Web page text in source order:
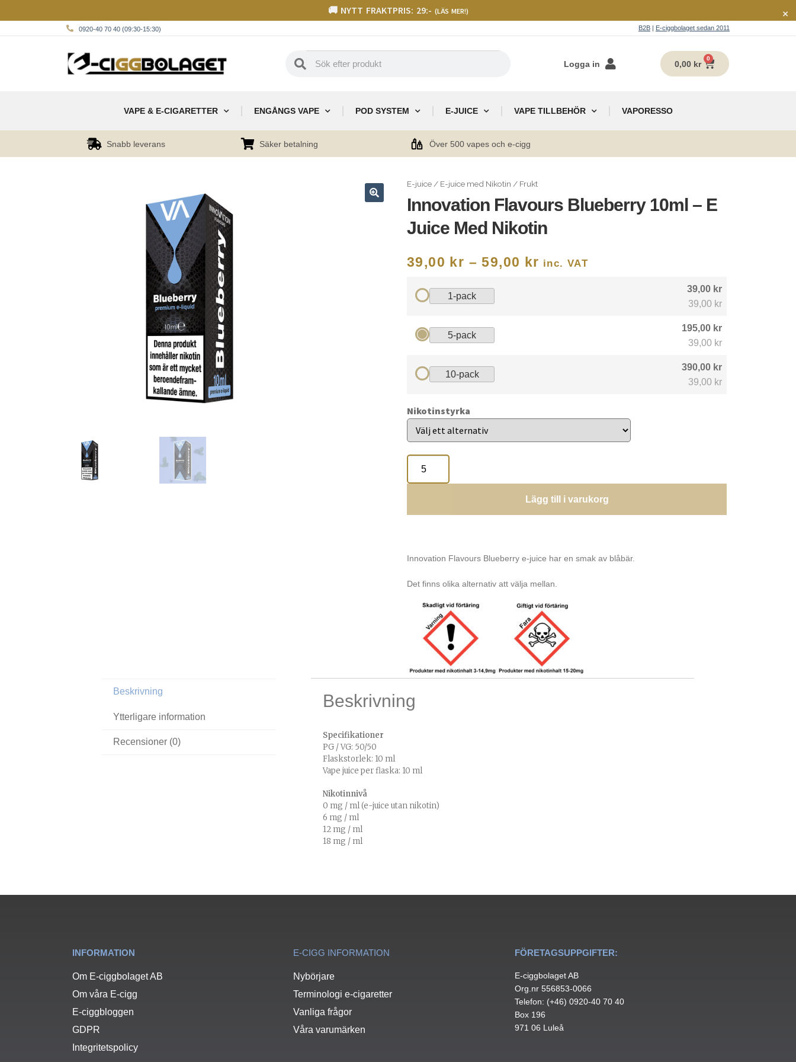
🚚 NYTT FRAKTPRIS: 29:- (LÄS MER!) ×
0920-40 70 40 (09:30-15:30) B2B | E-ciggbolaget sedan 2011
Logga in 0,00 kr
0
VAPE & E-CIGARETTER ENGÅNGS VAPE POD SYSTEM E-JUICE VAPE TILLBEHÖR VAPORESSO
Snabb leverans Säker betalning Över 500 vapes och e-cigg
E-juice/ E-juice med Nikotin / Frukt
Innovation Flavours Blueberry 10ml – E
Juice Med Nikotin
39,00 kr – 59,00 kr inc. VAT
1-pack
39,00 kr
39,00 kr
5-pack
195,00 kr
39,00 kr
10-pack
390,00 kr
39,00 kr
Nikotinstyrka
Lägg till i varukorg
Innovation Flavours Blueberry e-juice har en smak av blåbär.
Det finns olika alternativ att välja mellan.
Beskrivning
Ytterligare information
Recensioner (0)
Beskrivning
Specifikationer
PG / VG: 50/50
Flaskstorlek: 10 ml
Vape juice per flaska: 10 ml
Nikotinnivå
0 mg / ml (e-juice utan nikotin)
6 mg / ml
12 mg / ml
18 mg / ml
INFORMATION
Om E-ciggbolaget AB
Om våra E-cigg
E-ciggbloggen
GDPR
Integritetspolicy
E-CIGG INFORMATION
Nybörjare
Terminologi e-cigaretter
Vanliga frågor
Våra varumärken
FÖRETAGSUPPGIFTER:
E-ciggbolaget AB
Org.nr 556853-0066
Telefon: (+46) 0920-40 70 40
Box 196
971 06 Luleå